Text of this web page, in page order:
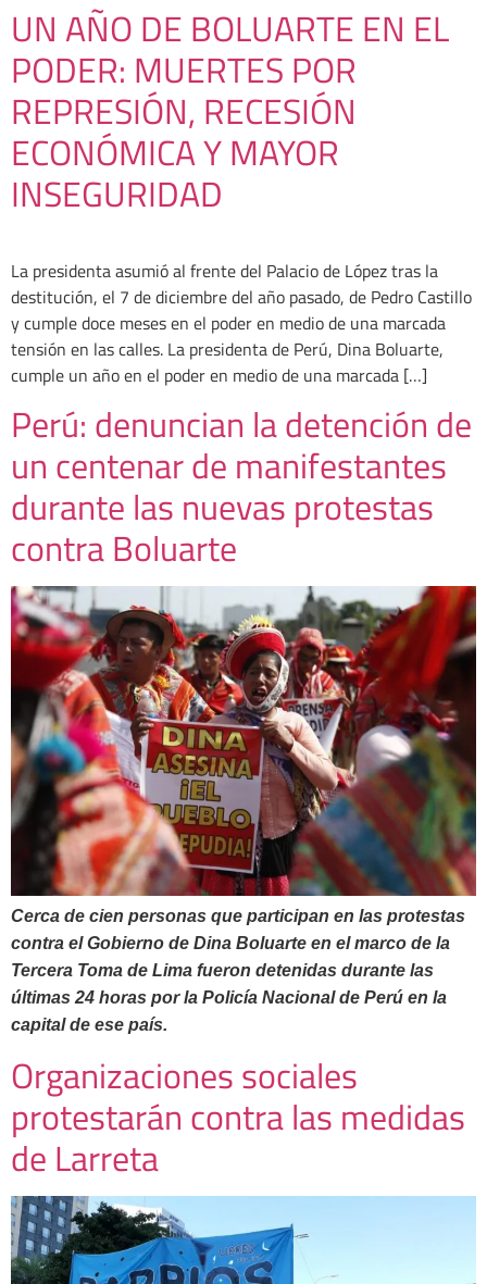
UN AÑO DE BOLUARTE EN EL
PODER: MUERTES POR
REPRESIÓN, RECESIÓN
ECONÓMICA Y MAYOR
INSEGURIDAD
La presidenta asumió al frente del Palacio de López tras la
destitución, el 7 de diciembre del año pasado, de Pedro Castillo
y cumple doce meses en el poder en medio de una marcada
tensión en las calles. La presidenta de Perú, Dina Boluarte,
cumple un año en el poder en medio de una marcada […]
Perú: denuncian la detención de
un centenar de manifestantes
durante las nuevas protestas
contra Boluarte
Cerca de cien personas que participan en las protestas
contra el Gobierno de Dina Boluarte en el marco de la
Tercera Toma de Lima fueron detenidas durante las
últimas 24 horas por la Policía Nacional de Perú en la
capital de ese país.
Organizaciones sociales
protestarán contra las medidas
de Larreta